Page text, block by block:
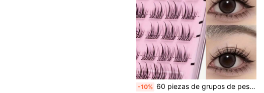
-10% 60 piezas de grupos de pestañas postizas - Aplicación rápida, reutilizables, adecuadas para principiantes, estilos de natural a glamoroso, grosor de 0.07mm, estilos de muñeca/ojo de gato, bandeja rosa